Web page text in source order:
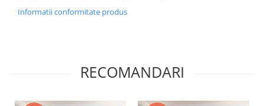
Informatii conformitate produs
RECOMANDARI